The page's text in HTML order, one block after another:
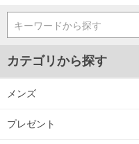
キーワードから探す
カテゴリから探す
メンズ
プレゼント